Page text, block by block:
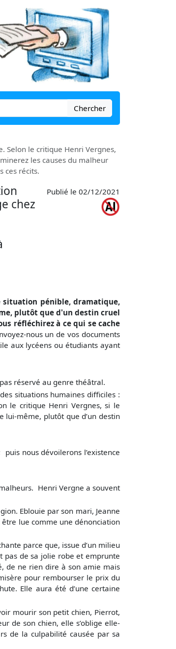
Chercher
Selon le critique Henri Vergnes,
les causes du malheur
ces récits.
chez
Publié le 02/12/2021
situation pénible, dramatique,
plutôt que d'un destin cruel
réfléchirez à ce qui se cache
nous un de vos documents
aux lycéens ou étudiants ayant
réservé au genre théâtral.
situations humaines difficiles :
le critique Henri Vergnes, si le
lui-même, plutôt que d’un destin
nous dévoilerons l’existence
Henri Vergne a souvent
Eblouie par son mari, Jeanne
être lue comme une dénonciation
parce que, issue d’un milieu
pas de sa jolie robe et emprunte
de ne rien dire à son amie mais
pour rembourser le prix du
Elle aura été d’une certaine
mourir son petit chien, Pierrot,
de son chien, elle s’oblige elle-
de la culpabilité causée par sa